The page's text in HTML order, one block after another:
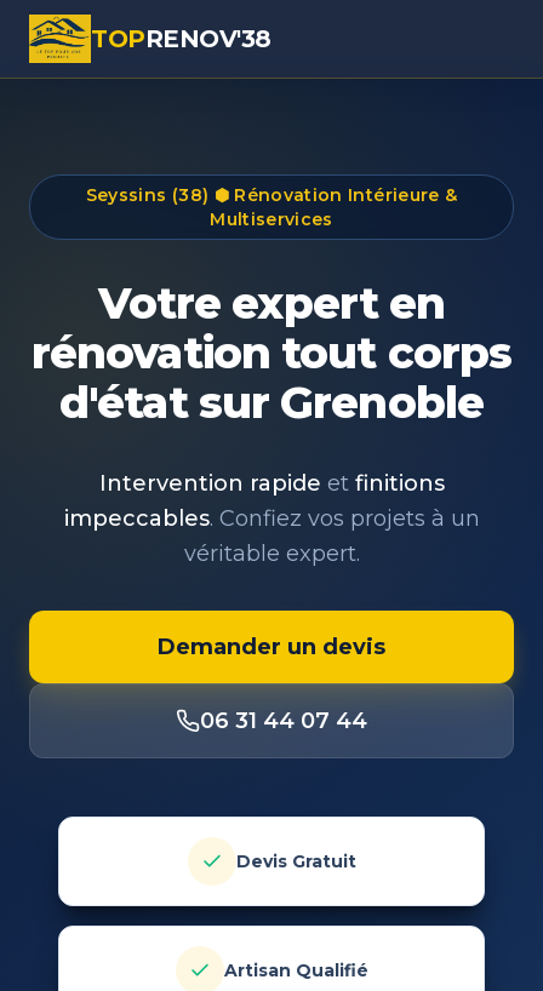
TOPRENOV'38
Seyssins (38) ⬢ Rénovation Intérieure &
Multiservices
Votre expert en
rénovation tout corps
d'état sur Grenoble
Intervention rapide et finitions
impeccables. Confiez vos projets à un
véritable expert.
Demander un devis
06 31 44 07 44
Devis Gratuit
Artisan Qualifié